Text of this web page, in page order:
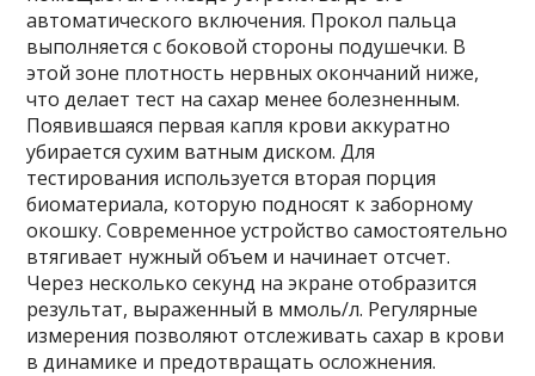
автоматического включения. Прокол пальца
выполняется с боковой стороны подушечки. В
этой зоне плотность нервных окончаний ниже,
что делает тест на сахар менее болезненным.
Появившаяся первая капля крови аккуратно
убирается сухим ватным диском. Для
тестирования используется вторая порция
биоматериала, которую подносят к заборному
окошку. Современное устройство самостоятельно
втягивает нужный объем и начинает отсчет.
Через несколько секунд на экране отобразится
результат, выраженный в ммоль/л. Регулярные
измерения позволяют отслеживать сахар в крови
в динамике и предотвращать осложнения.